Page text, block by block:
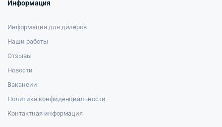
Информация
Информация для дилеров
Наши работы
Отзывы
Новости
Вакансии
Политика конфиденциальности
Контактная информация